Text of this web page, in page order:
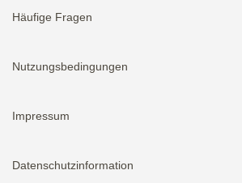
Häufige Fragen
Nutzungsbedingungen
Impressum
Datenschutzinformation